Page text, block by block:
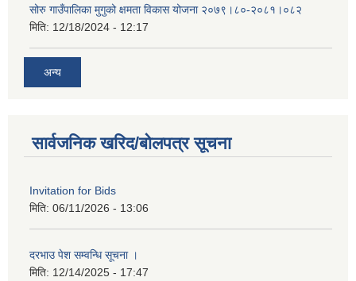
सोरु गाउँपालिका मुगुको क्षमता विकास योजना २०७९।८०-२०८१।०८२
मिति: 12/18/2024 - 12:17
अन्य
सार्वजनिक खरिद/बोलपत्र सूचना
Invitation for Bids
मिति: 06/11/2026 - 13:06
दरभाउ पेश सम्वन्धि सूचना ।
मिति: 12/14/2025 - 17:47